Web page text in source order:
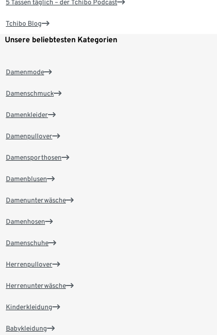
5 Tassen täglich – der Tchibo Podcast
Tchibo Blog
Unsere beliebtesten Kategorien
Damenmode
Damenschmuck
Damenkleider
Damenpullover
Damensporthosen
Damenblusen
Damenunterwäsche
Damenhosen
Damenschuhe
Herrenpullover
Herrenunterwäsche
Kinderkleidung
Babykleidung